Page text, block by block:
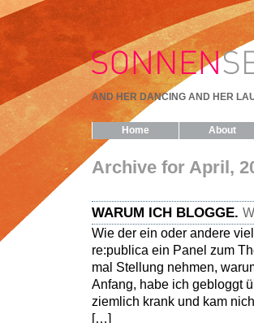
AND HER DANCING AND HER
Home About
Archive for April,
WARUM ICH BLOGGE.
Wie der ein oder andere
re:publica ein Panel zum
mal Stellung nehmen,
Anfang, habe ich gebloggt
ziemlich krank und kam
[…]